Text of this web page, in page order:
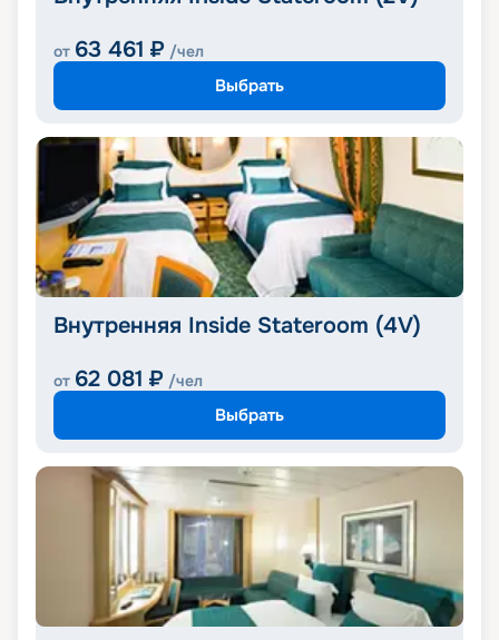
от 63 461 ₽ /чел
Выбрать
Внутренняя Inside Stateroom (4V)
от 62 081 ₽ /чел
Выбрать